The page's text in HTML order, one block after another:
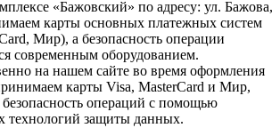
«Бажовский» по адресу: ул. Бажова,
карты основных платежных систем
Мир), а безопасность операции
современным оборудованием.
на нашем сайте во время оформления
карты Visa, MasterCard и Мир,
безопасность операций с помощью
технологий защиты данных.